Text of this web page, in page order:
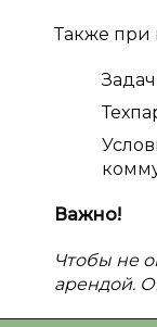
Также при
Важно!
Чтобы не
арендой.